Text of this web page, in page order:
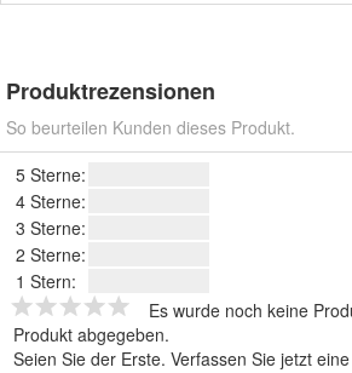
Produktrezensionen
So beurteilen Kunden dieses Produkt.
5 Sterne:
4 Sterne:
3 Sterne:
2 Sterne:
1 Stern:
Es wurde noch keine
Produkt abgegeben.
Seien Sie der Erste. Verfassen Sie jetzt